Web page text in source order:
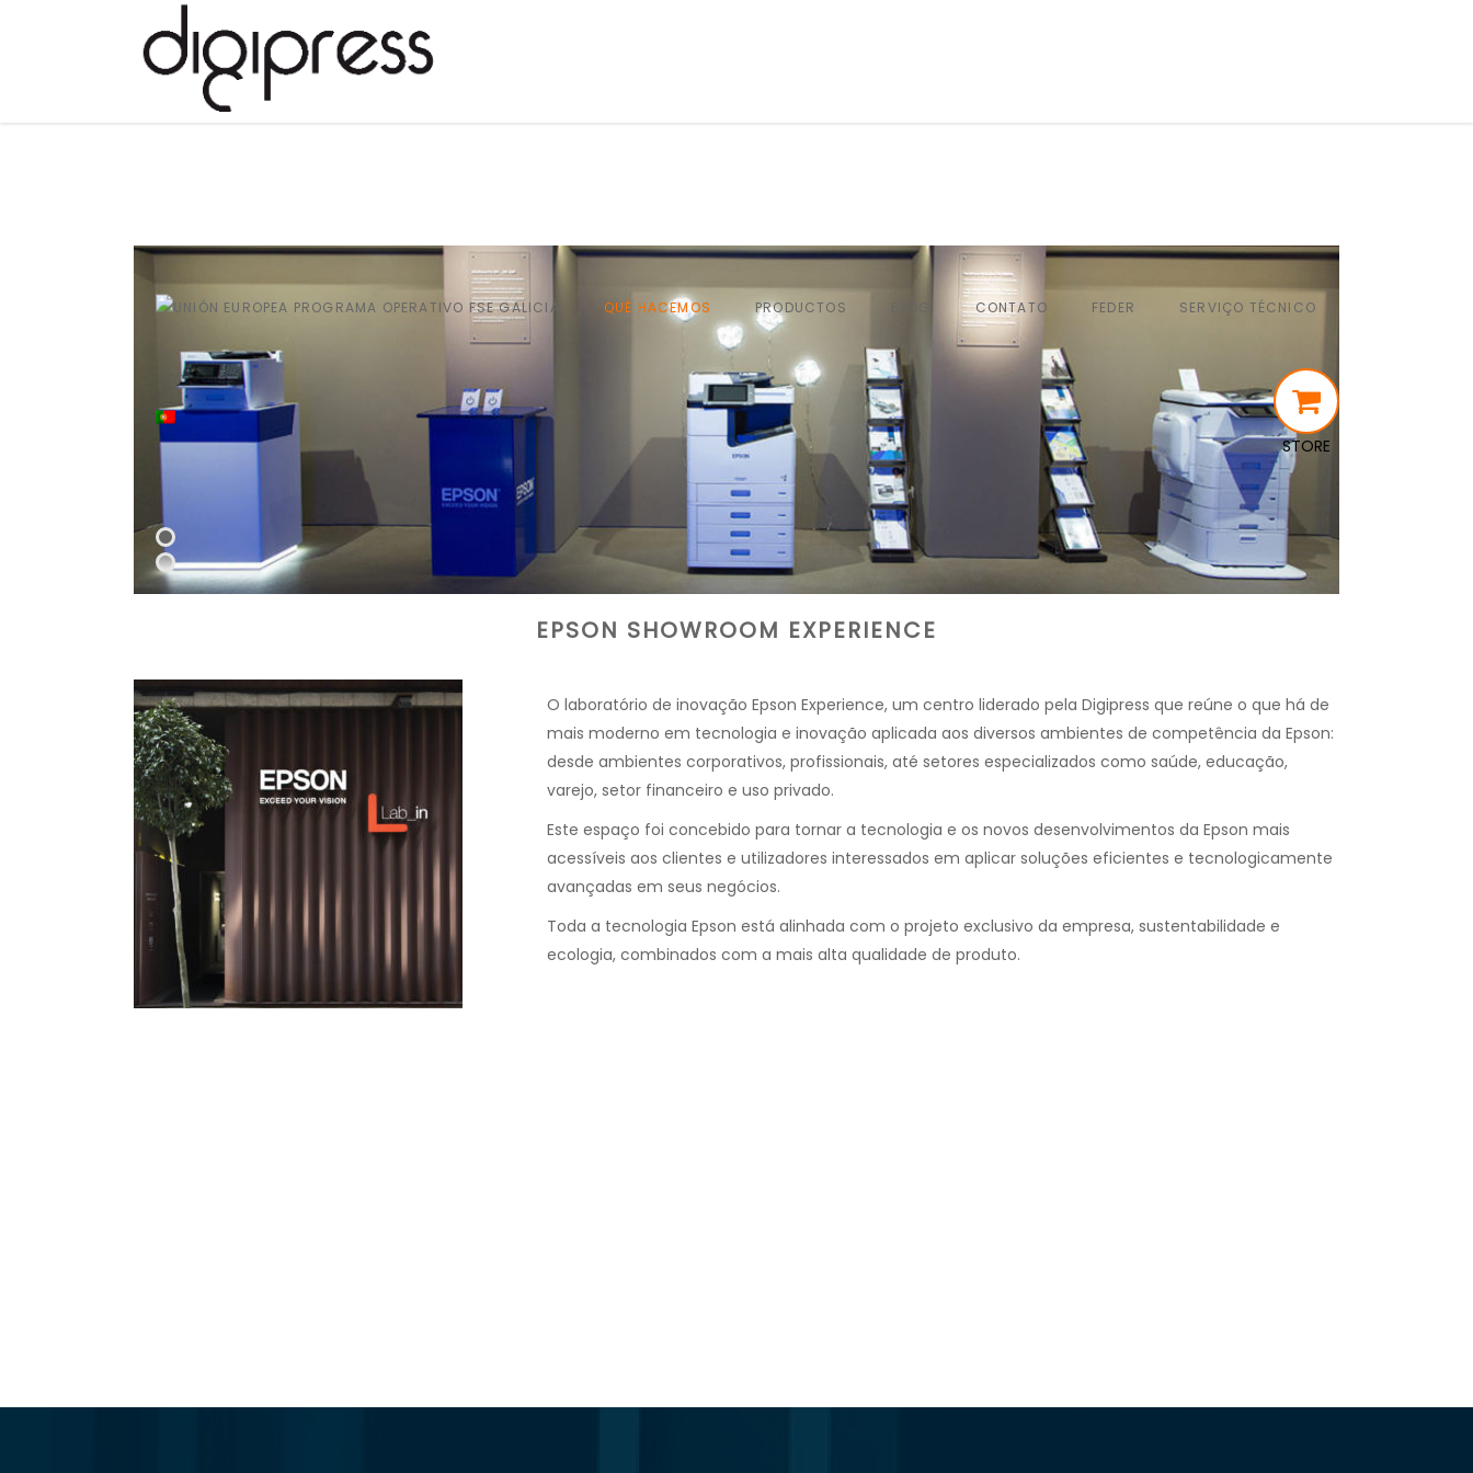
QUÉ HACEMOS PRODUCTOS CONTATO FEDER SERVIÇO TÉCNICO
STORE
EPSON SHOWROOM EXPERIENCE
O laboratório de inovação Epson Experience, um centro liderado pela Digipress que reúne o que há de
mais moderno em tecnologia e inovação aplicada aos diversos ambientes de competência da Epson:
desde ambientes corporativos, profissionais, até setores especializados como saúde, educação,
varejo, setor financeiro e uso privado.
Este espaço foi concebido para tornar a tecnologia e os novos desenvolvimentos da Epson mais
acessíveis aos clientes e utilizadores interessados ​​em aplicar soluções eficientes e tecnologicamente
avançadas em seus negócios.
Toda a tecnologia Epson está alinhada com o projeto exclusivo da empresa, sustentabilidade e
ecologia, combinados com a mais alta qualidade de produto.